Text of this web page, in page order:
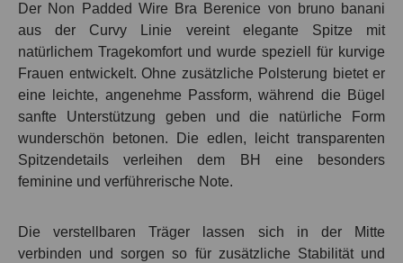
Der Non Padded Wire Bra Berenice von bruno banani
aus der Curvy Linie vereint elegante Spitze mit
natürlichem Tragekomfort und wurde speziell für kurvige
Frauen entwickelt. Ohne zusätzliche Polsterung bietet er
eine leichte, angenehme Passform, während die Bügel
sanfte Unterstützung geben und die natürliche Form
wunderschön betonen. Die edlen, leicht transparenten
Spitzendetails verleihen dem BH eine besonders
feminine und verführerische Note.
Die verstellbaren Träger lassen sich in der Mitte
verbinden und sorgen so für zusätzliche Stabilität und